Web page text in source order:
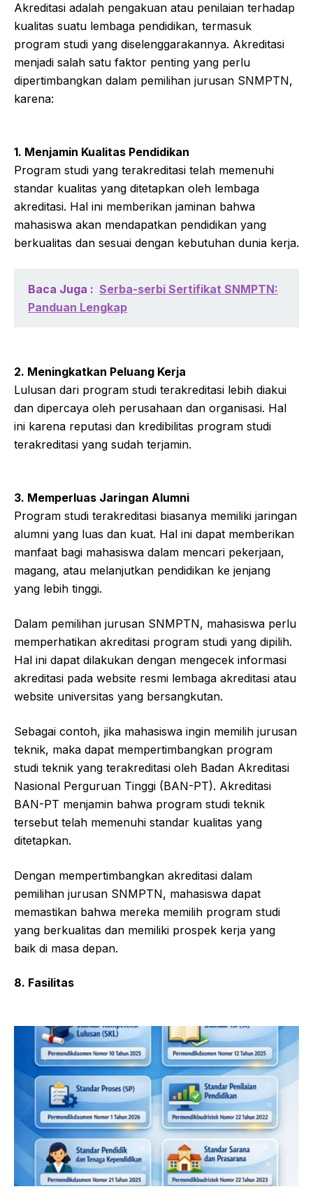
Akreditasi adalah pengakuan atau penilaian terhadap
kualitas suatu lembaga pendidikan, termasuk
program studi yang diselenggarakannya. Akreditasi
menjadi salah satu faktor penting yang perlu
dipertimbangkan dalam pemilihan jurusan SNMPTN,
karena:
1. Menjamin Kualitas Pendidikan
Program studi yang terakreditasi telah memenuhi
standar kualitas yang ditetapkan oleh lembaga
akreditasi. Hal ini memberikan jaminan bahwa
mahasiswa akan mendapatkan pendidikan yang
berkualitas dan sesuai dengan kebutuhan dunia kerja.
Baca Juga : Serba-serbi Sertifikat SNMPTN:
Panduan Lengkap
2. Meningkatkan Peluang Kerja
Lulusan dari program studi terakreditasi lebih diakui
dan dipercaya oleh perusahaan dan organisasi. Hal
ini karena reputasi dan kredibilitas program studi
terakreditasi yang sudah terjamin.
3. Memperluas Jaringan Alumni
Program studi terakreditasi biasanya memiliki jaringan
alumni yang luas dan kuat. Hal ini dapat memberikan
manfaat bagi mahasiswa dalam mencari pekerjaan,
magang, atau melanjutkan pendidikan ke jenjang
yang lebih tinggi.
Dalam pemilihan jurusan SNMPTN, mahasiswa perlu
memperhatikan akreditasi program studi yang dipilih.
Hal ini dapat dilakukan dengan mengecek informasi
akreditasi pada website resmi lembaga akreditasi atau
website universitas yang bersangkutan.
Sebagai contoh, jika mahasiswa ingin memilih jurusan
teknik, maka dapat mempertimbangkan program
studi teknik yang terakreditasi oleh Badan Akreditasi
Nasional Perguruan Tinggi (BAN-PT). Akreditasi
BAN-PT menjamin bahwa program studi teknik
tersebut telah memenuhi standar kualitas yang
ditetapkan.
Dengan mempertimbangkan akreditasi dalam
pemilihan jurusan SNMPTN, mahasiswa dapat
memastikan bahwa mereka memilih program studi
yang berkualitas dan memiliki prospek kerja yang
baik di masa depan.
8. Fasilitas